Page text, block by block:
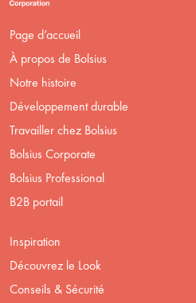
Page d’accueil
À propos de Bolsius
Notre histoire
Développement durable
Travailler chez Bolsius
Bolsius Corporate
Bolsius Professional
B2B portail
Inspiration
Découvrez le Look
Conseils & Sécurité